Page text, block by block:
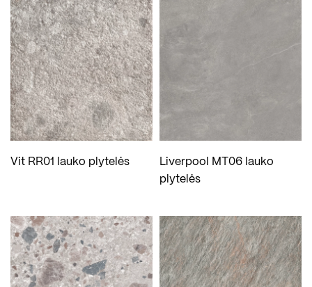
Vit RR01 lauko plytelės
Liverpool MT06 lauko
plytelės